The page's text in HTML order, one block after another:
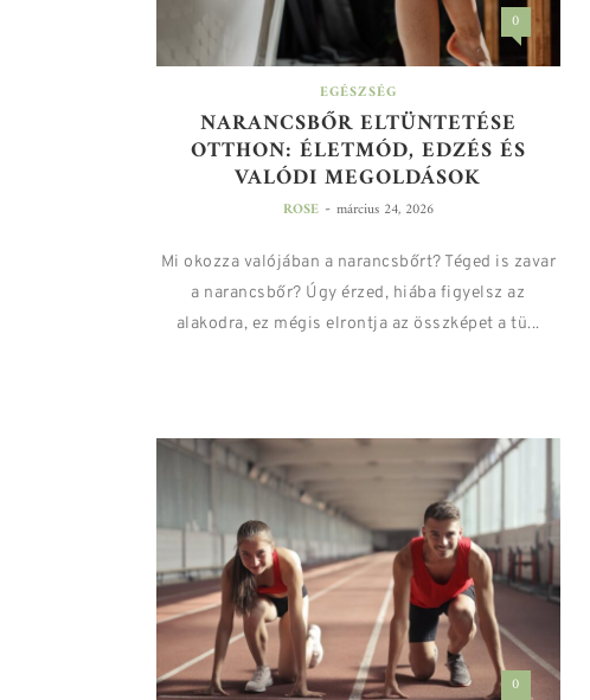
0
EGÉSZSÉG
NARANCSBŐR ELTÜNTETÉSE
OTTHON: ÉLETMÓD, EDZÉS ÉS
VALÓDI MEGOLDÁSOK
ROSE - március 24, 2026
Mi okozza valójában a narancsbőrt? Téged is zavar
a narancsbőr? Úgy érzed, hiába figyelsz az
alakodra, ez mégis elrontja az összképet a tü...
0